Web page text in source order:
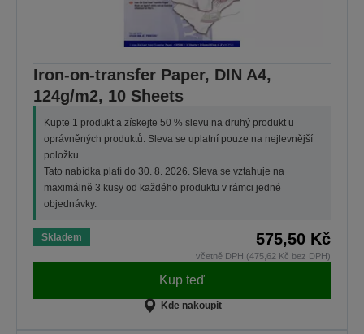
Iron-on-transfer Paper, DIN A4,
124g/m2, 10 Sheets
Kupte 1 produkt a získejte 50 % slevu na druhý produkt u
oprávněných produktů. Sleva se uplatní pouze na nejlevnější
položku.
Tato nabídka platí do 30. 8. 2026. Sleva se vztahuje na
maximálně 3 kusy od každého produktu v rámci jedné
objednávky.
Skladem 575,50 Kč
včetně DPH (475,62 Kč bez DPH)
Kup teď
Kde nakoupit